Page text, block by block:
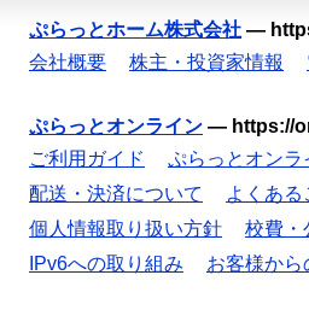
ぷらっとホーム株式会社 —
会社概要
株主・投資家情報
ぷらっとオンライン — https://
ご利用ガイド
ぷらっとオンラ
配送・決済について
よくある
個人情報取り扱い方針
校費・
IPv6への取り組み
お客様から